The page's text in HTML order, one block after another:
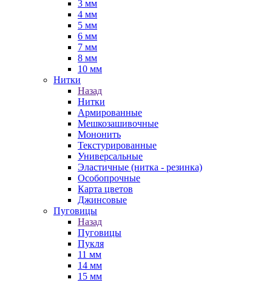
3 мм
4 мм
5 мм
6 мм
7 мм
8 мм
10 мм
Нитки
Назад
Нитки
Армированные
Мешкозашивочные
Мононить
Текстурированные
Универсальные
Эластичные (нитка - резинка)
Особопрочные
Карта цветов
Джинсовые
Пуговицы
Назад
Пуговицы
Пукля
11 мм
14 мм
15 мм